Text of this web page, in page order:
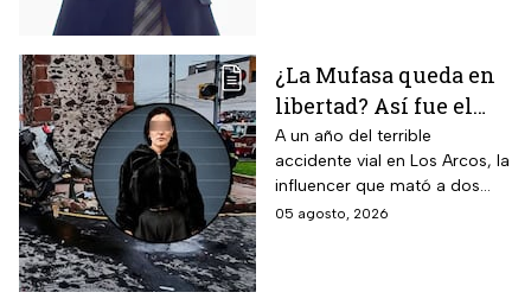
¿La Mufasa queda en
libertad? Así fue el
aparatoso accidente
en Los Arcos de
Querétaro en el que
murieron 2 personas
A un año del terrible
accidente vial en Los Arcos, la
influencer que mató a dos
personas podría ser liberada
05 agosto, 2026